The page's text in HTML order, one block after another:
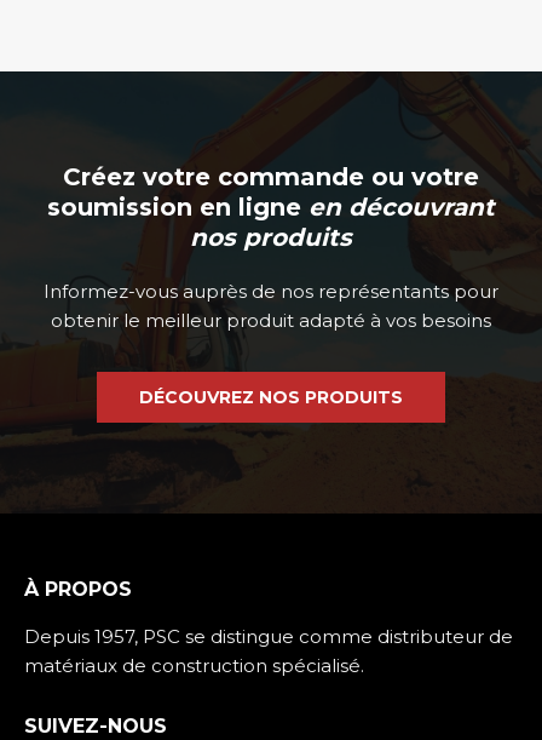
Créez votre commande ou votre
soumission en ligne en découvrant
nos produits
Informez-vous auprès de nos représentants pour
obtenir le meilleur produit adapté à vos besoins
DÉCOUVREZ NOS PRODUITS
À PROPOS
Depuis 1957, PSC se distingue comme distributeur de
matériaux de construction spécialisé.
SUIVEZ-NOUS